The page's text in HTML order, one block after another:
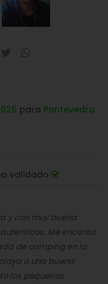
para Pontevedra
validado
y con muy buena
Me encanta
de camping en la
o una buena
los pequenos